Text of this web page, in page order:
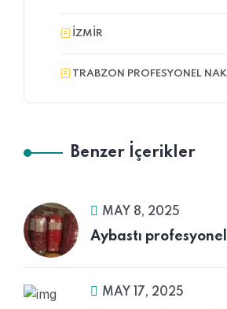
İZMİR
TRABZON PROFESYONEL
Benzer İçerikler
MAY 8, 2025
Aybastı
MAY 17, 2025